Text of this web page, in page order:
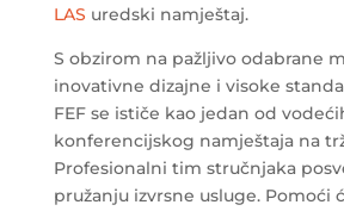
LAS uredski namještaj.
S obzirom na pažljivo odabrane
inovativne dizajne i visoke
FEF se ističe kao jedan od
konferencijskog namještaja na
Profesionalni tim stručnjaka
pružanju izvrsne usluge. Pomoći